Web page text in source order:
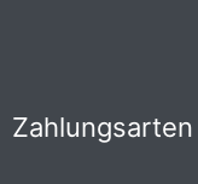
Zahlungsarten